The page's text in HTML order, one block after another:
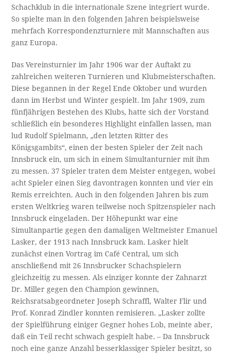
Schachklub in die internationale Szene integriert wurde.
So spielte man in den folgenden Jahren beispielsweise
mehrfach Korrespondenzturniere mit Mannschaften aus
ganz Europa.
Das Vereinsturnier im Jahr 1906 war der Auftakt zu
zahlreichen weiteren Turnieren und Klubmeisterschaften.
Diese begannen in der Regel Ende Oktober und wurden
dann im Herbst und Winter gespielt. Im Jahr 1909, zum
fünfjährigen Bestehen des Klubs, hatte sich der Vorstand
schließlich ein besonderes Highlight einfallen lassen, man
lud Rudolf Spielmann, „den letzten Ritter des
Königsgambits“, einen der besten Spieler der Zeit nach
Innsbruck ein, um sich in einem Simultanturnier mit ihm
zu messen. 37 Spieler traten dem Meister entgegen, wobei
acht Spieler einen Sieg davontragen konnten und vier ein
Remis erreichten. Auch in den folgenden Jahren bis zum
ersten Weltkrieg waren teilweise noch Spitzenspieler nach
Innsbruck eingeladen. Der Höhepunkt war eine
Simultanpartie gegen den damaligen Weltmeister Emanuel
Lasker, der 1913 nach Innsbruck kam. Lasker hielt
zunächst einen Vortrag im Café Central, um sich
anschließend mit 26 Innsbrucker Schachspielern
gleichzeitig zu messen. Als einziger konnte der Zahnarzt
Dr. Miller gegen den Champion gewinnen,
Reichsratsabgeordneter Joseph Schraffl, Walter Flir und
Prof. Konrad Zindler konnten remisieren. „Lasker zollte
der Spielführung einiger Gegner hohes Lob, meinte aber,
daß ein Teil recht schwach gespielt habe. – Da Innsbruck
noch eine ganze Anzahl besserklassiger Spieler besitzt, so